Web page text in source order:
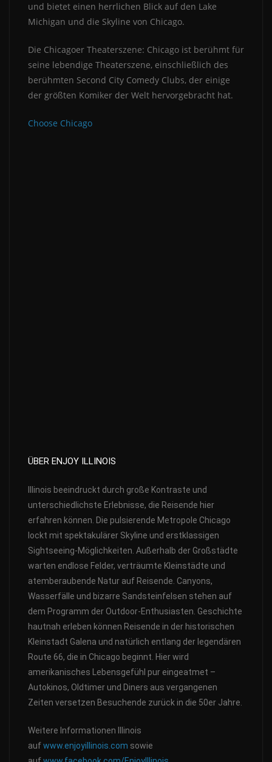
und bietet einen herrlichen Blick auf den Lake
Michigan und die Skyline von Chicago.
Die Chicagoer Theaterszene: Chicago ist berühmt für
seine lebendige Theaterszene, einschließlich des
berühmten Second City Comedy Clubs, der einige
der größten Komiker der Welt hervorgebracht hat.
Choose Chicago
ÜBER ENJOY ILLINOIS
Illinois beeindruckt durch große Kontraste und
unterschiedlichste Erlebnisse, die Reisende hier
erfahren können. Die pulsierende Metropole Chicago
lockt mit spektakulärer Skyline und erstklassigen
Sightseeing-Möglichkeiten. Außerhalb der Großstädte
warten endlose Felder, verträumte Kleinstädte und
atemberaubende Natur auf Reisende. Canyons,
Wasserfälle und bizarre Sandsteinfelsen stehen auf
dem Programm der Outdoor-Enthusiasten. Geschichte
hautnah erleben können Reisende in der historischen
Kleinstadt Galena und natürlich entlang der legendären
Route 66, die in Chicago beginnt. Hier wird
amerikanisches Lebensgefühl pur eingeatmet –
Autokinos, Oldtimer und Diners aus vergangenen
Zeiten versetzen Besuchende zurück in die 50er Jahre.
Weitere Informationen Illinois
aufwww.enjoyillinois.com sowie